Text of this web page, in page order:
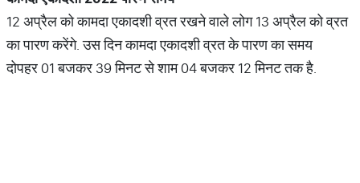
12 अप्रैल को कामदा एकादशी व्रत रखने वाले लोग 13 अप्रैल को व्रत
का पारण करेंगे. उस दिन कामदा एकादशी व्रत के पारण का समय
दोपहर 01 बजकर 39 मिनट से शाम 04 बजकर 12 मिनट तक है.